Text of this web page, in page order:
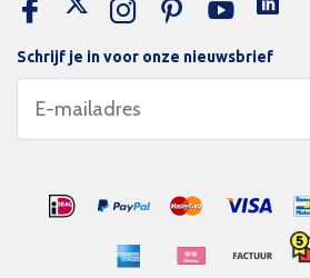
Schrijf je in voor onze nieuwsbrief